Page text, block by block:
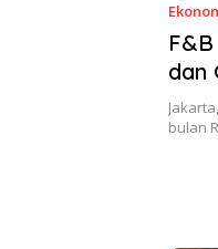
dan
bulan